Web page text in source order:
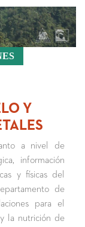
Y
a nivel de
información
y físicas del
de
para el
la nutrición de